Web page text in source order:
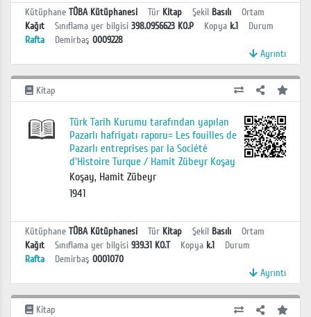
Kütüphane TÜBA Kütüphanesi Tür Kitap Şekil Basılı
Ortam
Kağıt
Sınıflama yer bilgisi 398.0956623 KO.P Kopya k.1
Durum
Rafta
Demirbaş 0009228
Ayrıntı
Kitap
Türk Tarih Kurumu tarafından yapılan
Pazarlı hafriyatı raporu= Les fouilles de
Pazarlı entreprises par la Société
d'Histoire Turque / Hamit Zübeyr Koşay
Koşay, Hamit Zübeyr
1941
Kütüphane TÜBA Kütüphanesi Tür Kitap Şekil Basılı
Ortam
Kağıt
Sınıflama yer bilgisi 939.31 KO.T Kopya k.1
Durum
Rafta
Demirbaş 0001070
Ayrıntı
Kitap